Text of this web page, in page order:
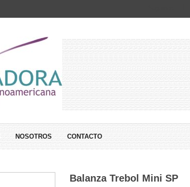
NOSOTROS CONTACTO
Balanza Trebol Mini SP